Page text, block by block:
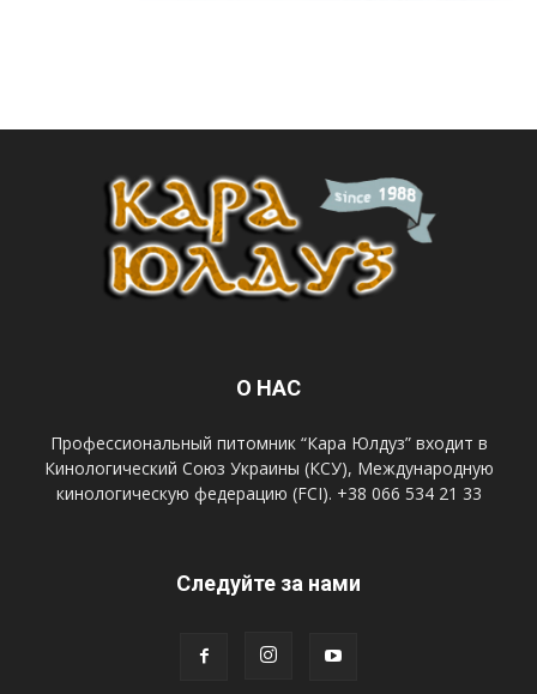
О НАС
Профессиональный питомник “Кара Юлдуз” входит в
Кинологический Союз Украины (КСУ), Международную
кинологическую федерацию (FCI). +38 066 534 21 33
Следуйте за нами